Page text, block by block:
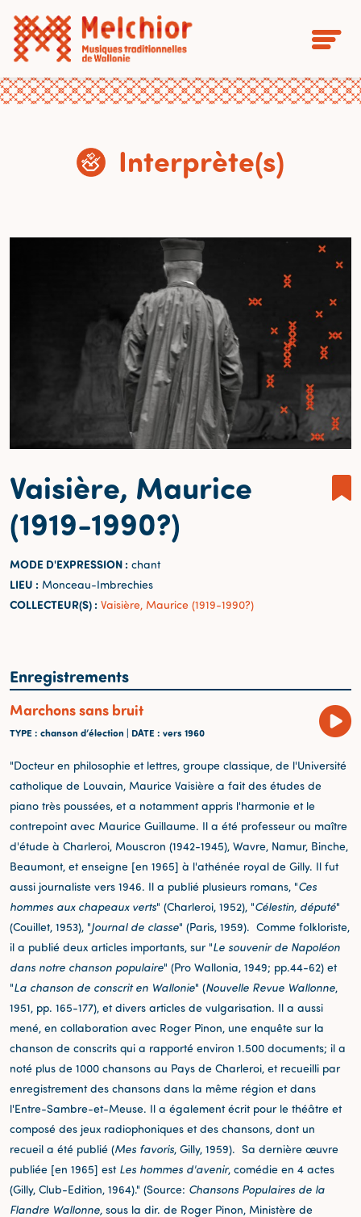
Interprète(s)
Vaisière, Maurice
(1919-1990?)
MODE D'EXPRESSION : chant
LIEU : Monceau-Imbrechies
COLLECTEUR(S) : Vaisière, Maurice (1919-1990?)
Enregistrements
Marchons sans bruit
TYPE : chanson d’élection | DATE : vers 1960
"Docteur en philosophie et lettres, groupe classique, de l'Université
catholique de Louvain, Maurice Vaisière a fait des études de
piano très poussées, et a notamment appris l'harmonie et le
contrepoint avec Maurice Guillaume. Il a été professeur ou maître
d'étude à Charleroi, Mouscron (1942-1945), Wavre, Namur, Binche,
Beaumont, et enseigne [en 1965] à l'athénée royal de Gilly. Il fut
aussi journaliste vers 1946. Il a publié plusieurs romans, "Ces
hommes aux chapeaux verts" (Charleroi, 1952), "Célestin, député"
(Couillet, 1953), "Journal de classe" (Paris, 1959). Comme folkloriste,
il a publié deux articles importants, sur "Le souvenir de Napoléon
dans notre chanson populaire" (Pro Wallonia, 1949; pp.44-62) et
"La chanson de conscrit en Wallonie" (Nouvelle Revue Wallonne,
1951, pp. 165-177), et divers articles de vulgarisation. Il a aussi
mené, en collaboration avec Roger Pinon, une enquête sur la
chanson de conscrits qui a rapporté environ 1.500 documents; il a
noté plus de 1000 chansons au Pays de Charleroi, et recueilli par
enregistrement des chansons dans la même région et dans
l'Entre-Sambre-et-Meuse. Il a également écrit pour le théâtre et
composé des jeux radiophoniques et des chansons, dont un
recueil a été publié (Mes favoris, Gilly, 1959). Sa dernière œuvre
publiée [en 1965] estLes hommes d'avenir, comédie en 4 actes
(Gilly, Club-Edition, 1964)." (Source: Chansons Populaires de la
Flandre Wallonne, sous la dir. de Roger Pinon, Ministère de